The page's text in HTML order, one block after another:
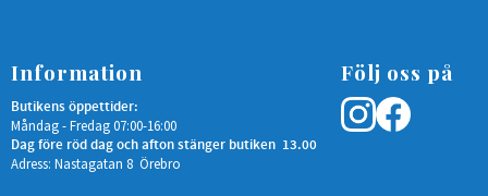
Information
Butikens öppettider:
Måndag - Fredag 07:00-16:00
Dag före röd dag och afton stänger butiken 13.00
Adress: Nastagatan 8 Örebro
Följ oss på